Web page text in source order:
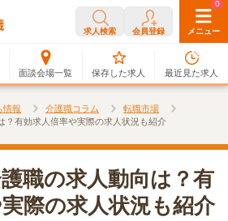
求人検索 会員登録 メニュー
面談会場一覧
0
保存した求人
0
最近見た求人
情報 介護職コラム
転職市場
？有効求人倍率や実際の求人状況も紹介
護職の求人動向は？有
際の求人状況も紹介